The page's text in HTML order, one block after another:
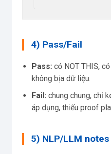
4) Pass/Fail
Pass: có NOT THIS,
không bịa dữ liệu.
Fail: chung chung, chỉ
áp dụng, thiếu proof
5) NLP/LLM notes